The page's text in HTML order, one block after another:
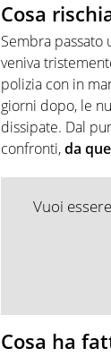
Cosa
Sembra passato
veniva
polizia con in
giorni dopo, le
dissipate. Dal
confronti,da
Vuoi
Cosa ha